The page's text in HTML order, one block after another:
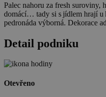
Palec nahoru za fresh suroviny,
domácí… tady si s jídlem hrají u
pedronáda výborná. Dekorace
Detail podniku
Otevřeno